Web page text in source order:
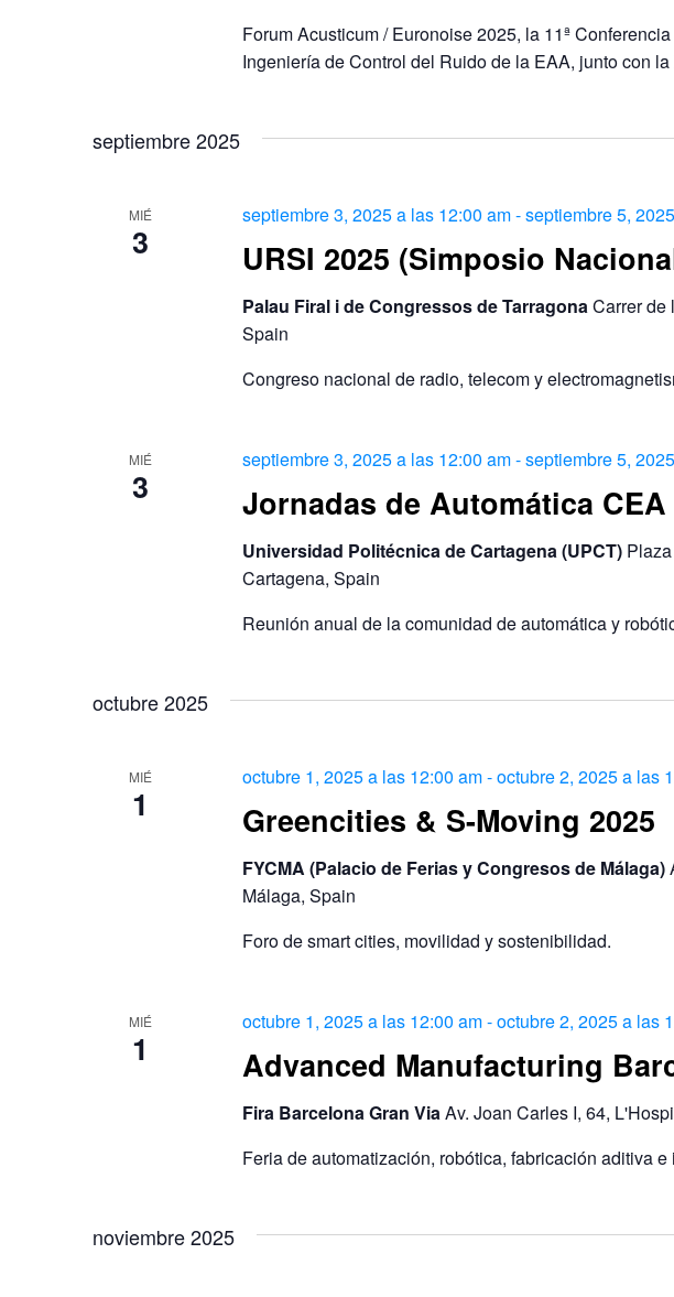
Forum Acusticum / Euronoise 2025, la 11ª
Ingeniería de Control del Ruido de la EAA, junto con
septiembre 2025
MIÉ
3 URSI 2025 (Simposio
septiembre 3, 2025 a las 12:00 am-septiembre 5,
Palau Firal i de Congressos de TarragonaCarrer de
Spain
Congreso nacional de radio, telecom y
MIÉ
3 Jornadas de Automática CEA
septiembre 3, 2025 a las 12:00 am-septiembre 5,
Universidad Politécnica de Cartagena (UPCT)
Cartagena, Spain
Reunión anual de la comunidad de automática y
octubre 2025
MIÉ
1 Greencities & S-Moving 2025
octubre 1, 2025 a las 12:00 am-octubre 2, 2025 a las
FYCMA (Palacio de Ferias y Congresos de Málaga)
Málaga, Spain
Foro de smart cities, movilidad y sostenibilidad.
MIÉ
1 Advanced Manufacturing
octubre 1, 2025 a las 12:00 am-octubre 2, 2025 a las
Fira Barcelona Gran ViaAv. Joan Carles I, 64,
Feria de automatización, robótica, fabricación aditiva e
noviembre 2025